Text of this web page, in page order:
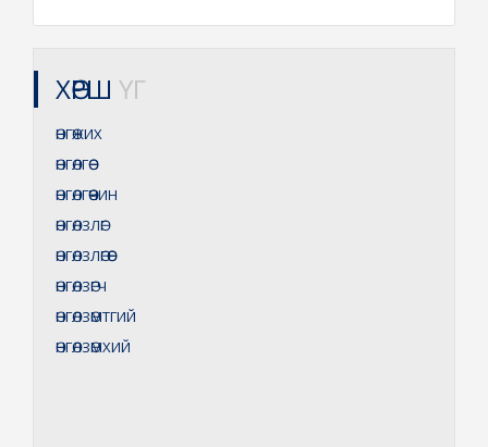
ХӨРШ ҮГ
ӨНГӨЖИХ
ӨНГӨЛГӨӨ
ӨНГӨЛГӨӨЧИН
ӨНГӨЛЗЛӨГ
ӨНГӨЛЗЛӨГӨӨ
ӨНГӨЛЗӨГЧ
ӨНГӨЛЗӨМТГИЙ
ӨНГӨЛЗӨМХИЙ